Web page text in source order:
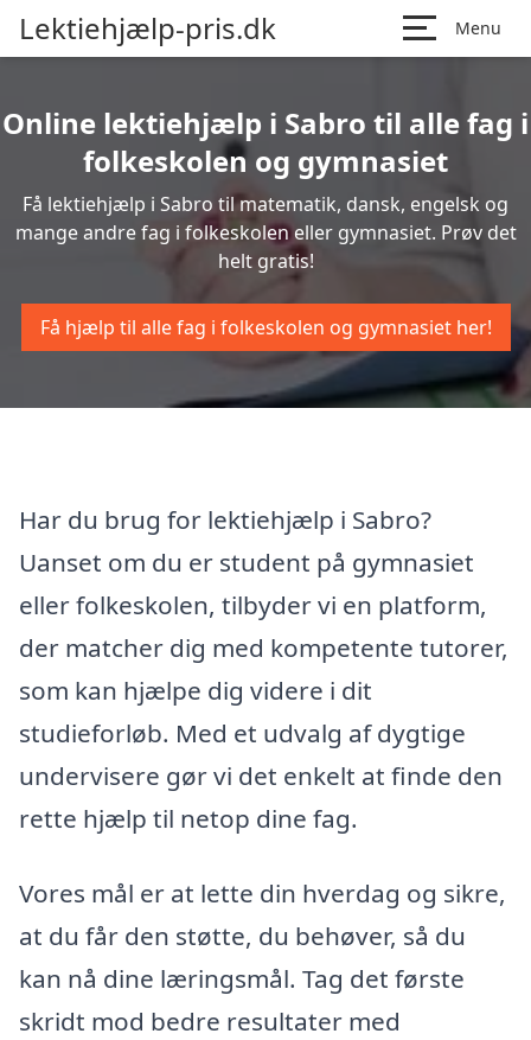
Lektiehjælp-pris.dk Menu
Online lektiehjælp i Sabro til alle fag i
folkeskolen og gymnasiet
Få lektiehjælp i Sabro til matematik, dansk, engelsk og
mange andre fag i folkeskolen eller gymnasiet. Prøv det
helt gratis!
Få hjælp til alle fag i folkeskolen og gymnasiet her!
Har du brug for lektiehjælp i Sabro?
Uanset om du er student på gymnasiet
eller folkeskolen, tilbyder vi en platform,
der matcher dig med kompetente tutorer,
som kan hjælpe dig videre i dit
studieforløb. Med et udvalg af dygtige
undervisere gør vi det enkelt at finde den
rette hjælp til netop dine fag.
Vores mål er at lette din hverdag og sikre,
at du får den støtte, du behøver, så du
kan nå dine læringsmål. Tag det første
skridt mod bedre resultater med